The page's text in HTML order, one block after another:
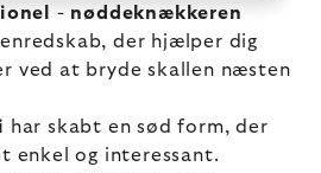
- nøddeknækkeren
der hjælper dig
ved at bryde skallen næsten
har skabt en sød form, der
enkel og interessant.